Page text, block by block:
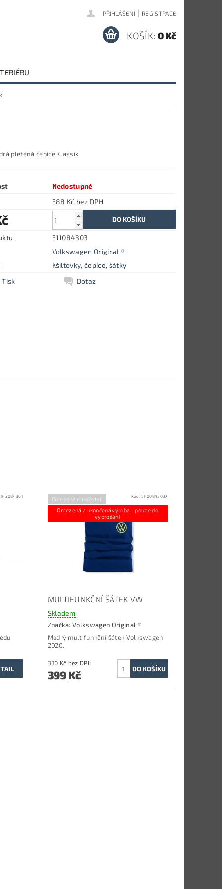
PŘIHLÁŠENÍ | REGISTRACE
KOŠÍK: 0 Kč
pletená čepice Klassik.
Nedostupné
388 Kč bez DPH
311084303
Volkswagen Original ®
Kšiltovky, čepice, šátky
Tisk
Dotaz
1H2084361
Omezené množství
Omezená / ukončená výroba - pouze do
vyprodání
Kód:5H0084303A
MULTIFUNKČNÍ ŠÁTEK VW
Skladem
Značka:Volkswagen Original ®
Modrý multifunkční šátek Volkswagen
2020.
330 Kč bez DPH
399 Kč